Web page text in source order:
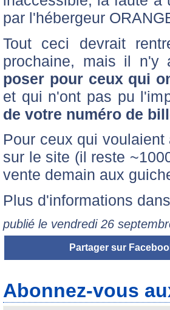
par l'hébergeur
Tout ceci devrait
prochaine, mais il n'y
poser pour ceux qui
et qui n'ont pas pu
de votre numéro de
Pour ceux qui
sur le site (il reste
vente demain aux
Plus d'informations dans
publié le vendredi 26
Partager sur
Abonnez-vous